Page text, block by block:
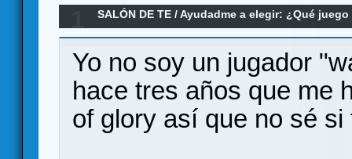
SALÓN DE TE /Ayudadme a elegir: ¿Qué
Glory; deshojando la margarita.
Yo no soy un jugador
hace tres años que me
of glory así que no sé